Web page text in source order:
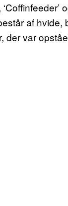
af
var